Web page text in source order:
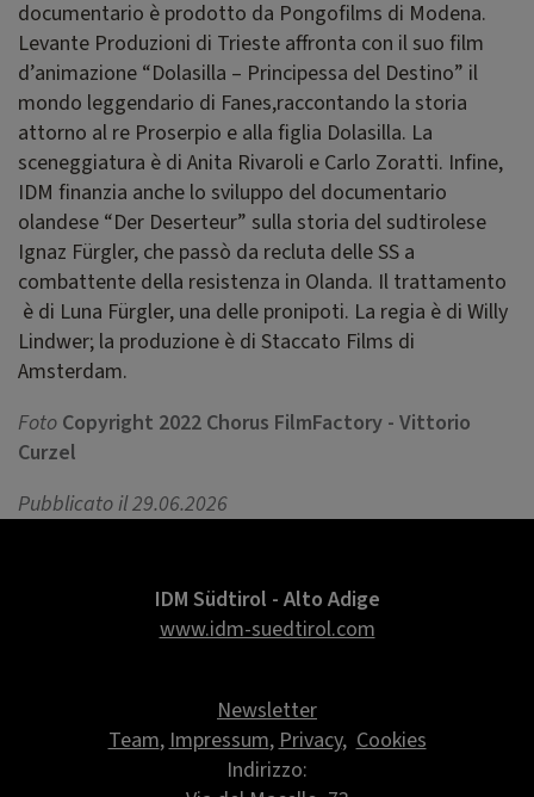
documentario è prodotto da Pongofilms di Modena.
Levante Produzioni di Trieste affronta con il suo film
d’animazione “Dolasilla – Principessa del Destino” il
mondo leggendario di Fanes,raccontando la storia
attorno al re Proserpio e alla figlia Dolasilla. La
sceneggiatura è di Anita Rivaroli e Carlo Zoratti. Infine,
IDM finanzia anche lo sviluppo del documentario
olandese “Der Deserteur” sulla storia del sudtirolese
Ignaz Fürgler, che passò da recluta delle SS a
combattente della resistenza in Olanda. Il trattamento
è di Luna Fürgler, una delle pronipoti. La regia è di Willy
Lindwer; la produzione è di Staccato Films di
Amsterdam.
Foto Copyright 2022 Chorus FilmFactory - Vittorio
Curzel
Pubblicato il 29.06.2026
IDM Südtirol - Alto Adige
www.idm-suedtirol.com
Newsletter
Team,Impressum,Privacy,Cookies
Indirizzo: